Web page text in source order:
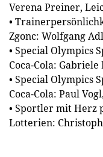
Verena Preiner,
•
Zgonc: Wolfgang
• Special Olympics
Coca-Cola:
• Special Olympics
Coca-Cola: Paul
• Sportler mit Herz
Lotterien: